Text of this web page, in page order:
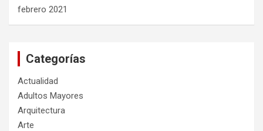
febrero 2021
Categorías
Actualidad
Adultos Mayores
Arquitectura
Arte